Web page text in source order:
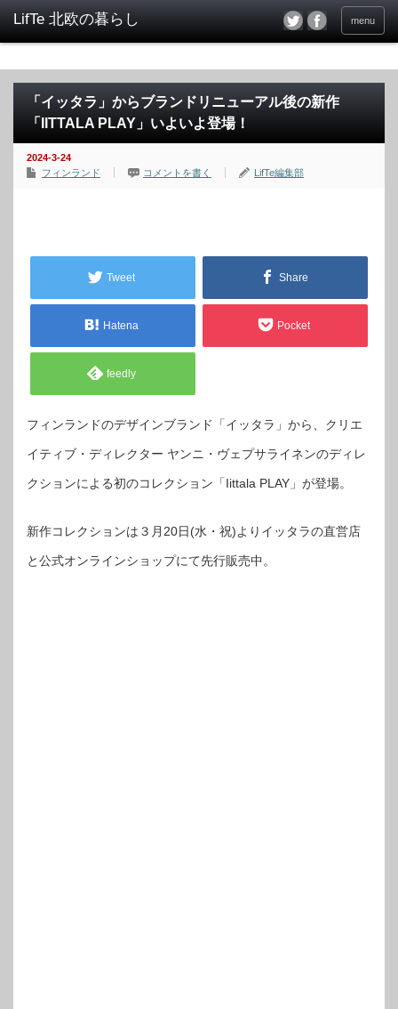
menu
「イッタラ」からブランドリニューアル後の新作
「IITTALA PLAY」いよいよ登場！
2024-3-24
フィンランド
コメントを書く LifTe編集部
Tweet Share
Hatena Pocket
feedly
フィンランドのデザインブランド「イッタラ」から、クリエ
イティブ・ディレクター ヤンニ・ヴェプサライネンのディレ
クションによる初のコレクション「Iittala PLAY」が登場。
新作コレクションは３月20日(水・祝)よりイッタラの直営店
と公式オンラインショップにて先行販売中。